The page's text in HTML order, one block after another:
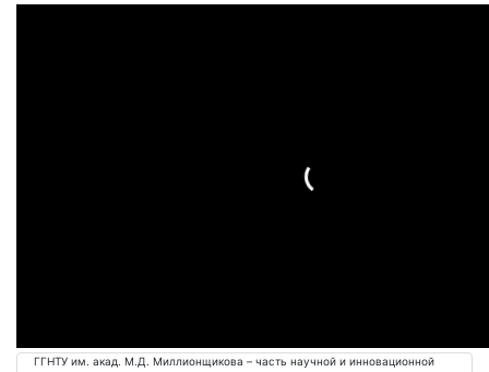
ГГНТУ им. акад. М.Д. Миллионщикова – часть научной и инновационной